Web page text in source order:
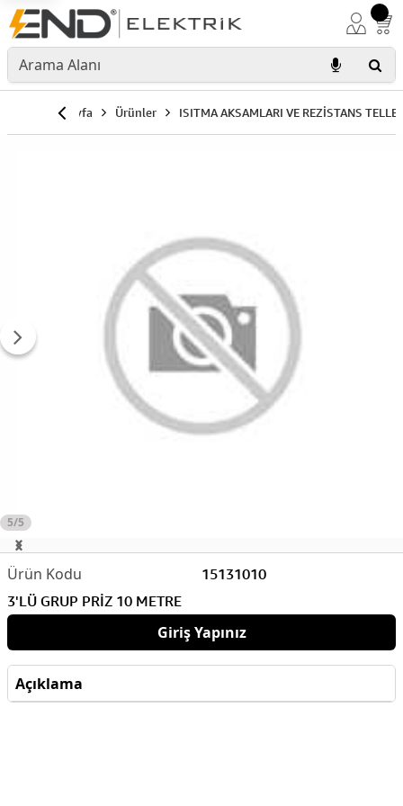
Anasayfa Ürünler ISITMA AKSAMLARI VE REZİSTANS
5/5
15131010
3'LÜ GRUP PRİZ 10 METRE
Giriş Yapınız
Açıklama